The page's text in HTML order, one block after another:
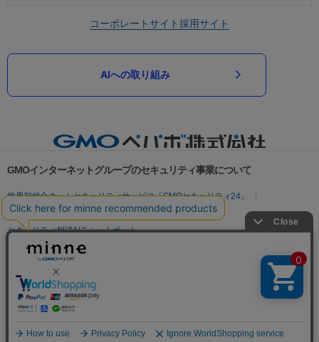
コーポレートサイト採用サイト
AIへの取り組み
GMOインターネットグループのセキュリティ事業について
世界初総合ネットセキュリティサービス「GMOセキュリティ24」
パスワード漏洩診断
Webサイトリスク診断
セキュリティ相談AIチャットボット
実在証明・盗聴対策
サイバー攻撃対策（GMO Flatt Security）
セキュリティ事業の軌跡